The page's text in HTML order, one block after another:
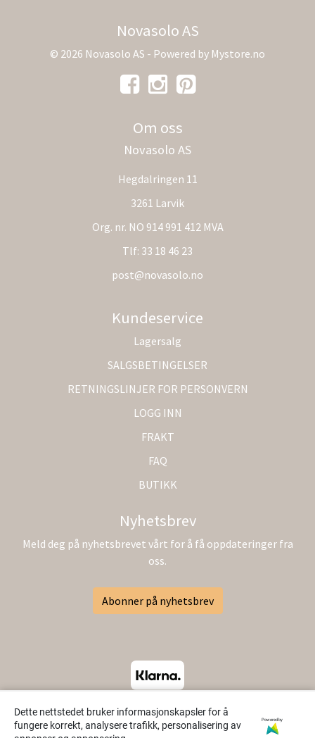
Dette nettstedet bruker informasjonskapsler for å
fungere korrekt, analysere trafikk, personalisering av
Powered by
Novasolo AS
© 2026 Novasolo AS - Powered by Mystore.no
Om oss
Novasolo AS
Hegdalringen 11
3261 Larvik
Org. nr. NO 914 991 412 MVA
Tlf: 33 18 46 23
post@novasolo.no
Kundeservice
Lagersalg
SALGSBETINGELSER
RETNINGSLINJER FOR PERSONVERN
LOGG INN
FRAKT
FAQ
BUTIKK
Nyhetsbrev
Meld deg på nyhetsbrevet vårt for å få oppdateringer fra
oss.
Abonner på nyhetsbrev